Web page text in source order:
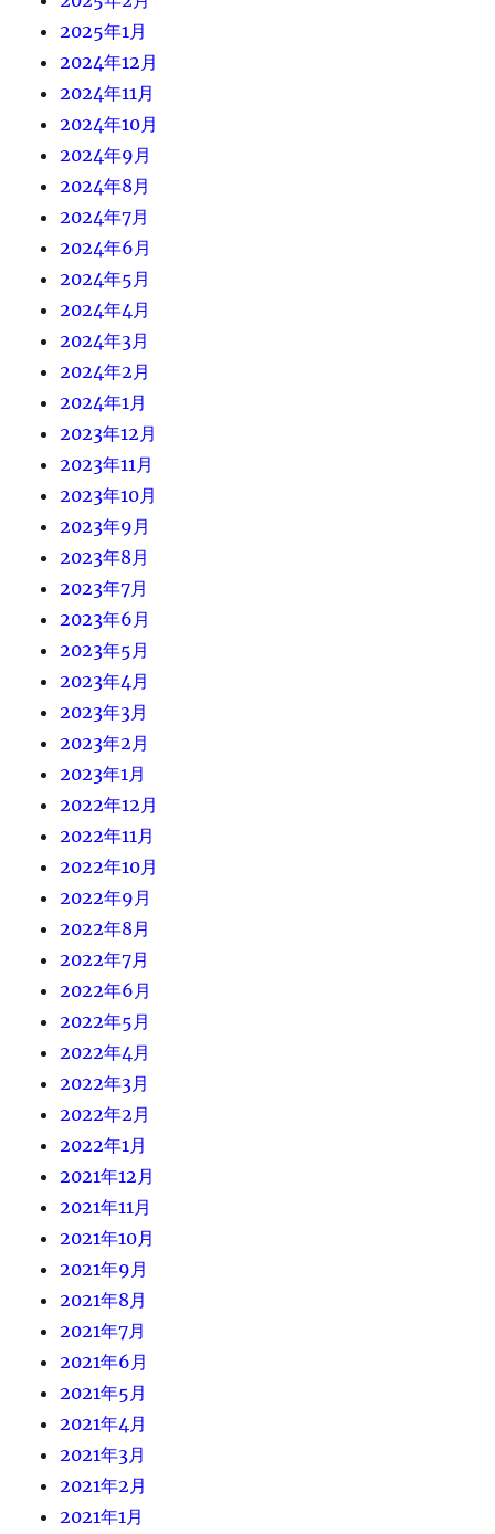
2025年1月
2024年12月
2024年11月
2024年10月
2024年9月
2024年8月
2024年7月
2024年6月
2024年5月
2024年4月
2024年3月
2024年2月
2024年1月
2023年12月
2023年11月
2023年10月
2023年9月
2023年8月
2023年7月
2023年6月
2023年5月
2023年4月
2023年3月
2023年2月
2023年1月
2022年12月
2022年11月
2022年10月
2022年9月
2022年8月
2022年7月
2022年6月
2022年5月
2022年4月
2022年3月
2022年2月
2022年1月
2021年12月
2021年11月
2021年10月
2021年9月
2021年8月
2021年7月
2021年6月
2021年5月
2021年4月
2021年3月
2021年2月
2021年1月